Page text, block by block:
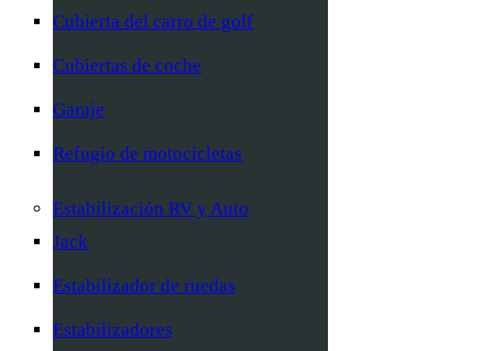
Cubierta del carro de golf
Cubiertas de coche
Garaje
Refugio de motocicletas
Estabilización RV y Auto
Jack
Estabilizador de ruedas
Estabilizadores